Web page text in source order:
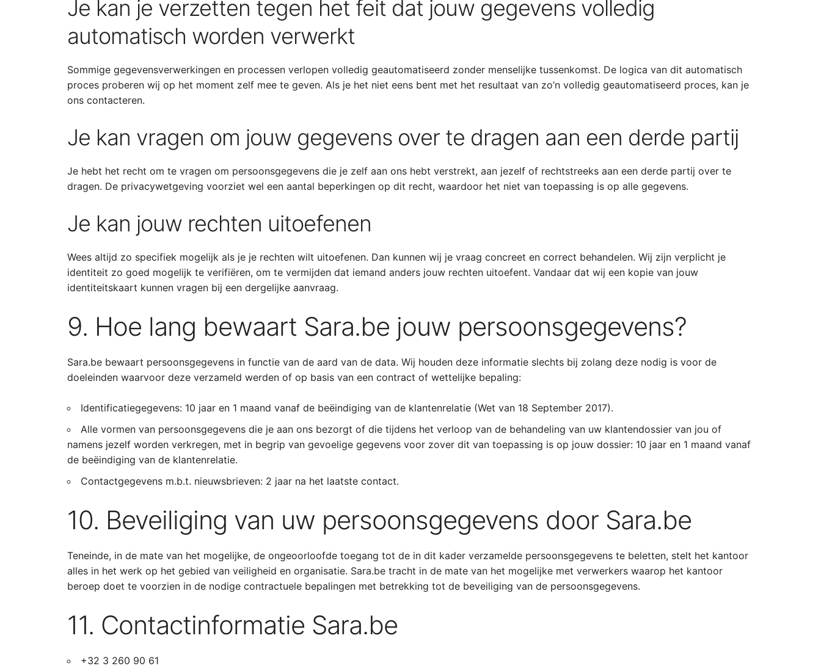
Je kan je verzetten tegen het feit dat jouw gegevens volledig
automatisch worden verwerkt
Sommige gegevensverwerkingen en processen verlopen volledig geautomatiseerd zonder menselijke tussenkomst. De logica van dit automatisch
proces proberen wij op het moment zelf mee te geven. Als je het niet eens bent met het resultaat van zo’n volledig geautomatiseerd proces, kan je
ons contacteren.
Je kan vragen om jouw gegevens over te dragen aan een derde partij
Je hebt het recht om te vragen om persoonsgegevens die je zelf aan ons hebt verstrekt, aan jezelf of rechtstreeks aan een derde partij over te
dragen. De privacywetgeving voorziet wel een aantal beperkingen op dit recht, waardoor het niet van toepassing is op alle gegevens.
Je kan jouw rechten uitoefenen
Wees altijd zo specifiek mogelijk als je je rechten wilt uitoefenen. Dan kunnen wij je vraag concreet en correct behandelen. Wij zijn verplicht je
identiteit zo goed mogelijk te verifiëren, om te vermijden dat iemand anders jouw rechten uitoefent. Vandaar dat wij een kopie van jouw
identiteitskaart kunnen vragen bij een dergelijke aanvraag.
9. Hoe lang bewaart Sara.be jouw persoonsgegevens?
Sara.be bewaart persoonsgegevens in functie van de aard van de data. Wij houden deze informatie slechts bij zolang deze nodig is voor de
doeleinden waarvoor deze verzameld werden of op basis van een contract of wettelijke bepaling:
Identificatiegegevens: 10 jaar en 1 maand vanaf de beëindiging van de klantenrelatie (Wet van 18 September 2017).
Alle vormen van persoonsgegevens die je aan ons bezorgt of die tijdens het verloop van de behandeling van uw klantendossier van jou of
namens jezelf worden verkregen, met in begrip van gevoelige gegevens voor zover dit van toepassing is op jouw dossier: 10 jaar en 1 maand vanaf
de beëindiging van de klantenrelatie.
Contactgegevens m.b.t. nieuwsbrieven: 2 jaar na het laatste contact.
10. Beveiliging van uw persoonsgegevens door Sara.be
Teneinde, in de mate van het mogelijke, de ongeoorloofde toegang tot de in dit kader verzamelde persoonsgegevens te beletten, stelt het kantoor
alles in het werk op het gebied van veiligheid en organisatie. Sara.be tracht in de mate van het mogelijke met verwerkers waarop het kantoor
beroep doet te voorzien in de nodige contractuele bepalingen met betrekking tot de beveiliging van de persoonsgegevens.
11. Contactinformatie Sara.be
+32 3 260 90 61